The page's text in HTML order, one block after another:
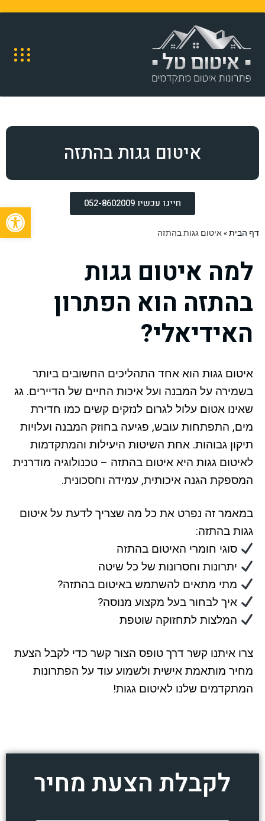
איטום גגות בהתזה
חייגו עכשיו 052-8602009
דף הבית»איטום גגות בהתזה
למה איטום גגות
בהתזה הוא הפתרון
האידיאלי?
איטום גגות הוא אחד התהליכים החשובים ביותר
בשמירה על המבנה ועל איכות החיים של הדיירים. גג
שאינו אטום עלול לגרום לנזקים קשים כמו חדירת
מים, התפתחות עובש, פגיעה בחוזק המבנה ועלויות
תיקון גבוהות. אחת השיטות היעילות והמתקדמות
לאיטום גגות היא איטום בהתזה – טכנולוגיה מודרנית
המספקת הגנה איכותית, עמידה וחסכונית.
במאמר זה נפרט את כל מה שצריך לדעת על איטום
גגות בהתזה:
סוגי חומרי האיטום בהתזה
יתרונות וחסרונות של כל שיטה
מתי מתאים להשתמש באיטום בהתזה?
איך לבחור בעל מקצוע מנוסה?
המלצות לתחזוקה שוטפת
צרו איתנו קשר דרך טופס הצור קשר כדי לקבל הצעת
מחיר מותאמת אישית ולשמוע עוד על הפתרונות
המתקדמים שלנו לאיטום גגות!
לקבלת הצעת מחיר